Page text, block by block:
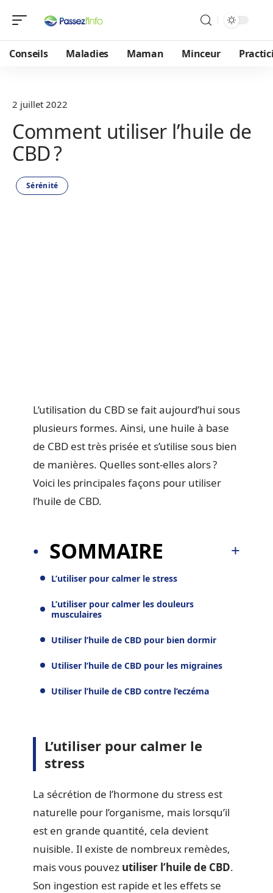
Conseils Maladies Maman Minceur
2 juillet 2022
Comment utiliser l’huile de
CBD ?
Sérénité
L’utilisation du CBD se fait aujourd’hui sous
plusieurs formes. Ainsi, une huile à base
de CBD est très prisée et s’utilise sous bien
de manières. Quelles sont-elles alors ?
Voici les principales façons pour utiliser
l’huile de CBD.
SOMMAIRE
L’utiliser pour calmer le stress
L’utiliser pour calmer les douleurs
musculaires
Utiliser l’huile de CBD pour bien dormir
Utiliser l’huile de CBD pour les migraines
Utiliser l’huile de CBD contre l’eczéma
L’utiliser pour calmer le
stress
La sécrétion de l’hormone du stress est
naturelle pour l’organisme, mais lorsqu’il
est en grande quantité, cela devient
nuisible. Il existe de nombreux remèdes,
mais vous pouvez utiliser l’huile de CBD.
Son ingestion est rapide et les effets se